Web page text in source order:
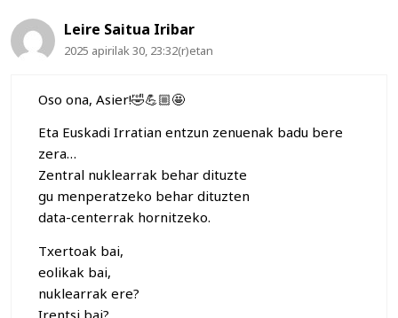
Leire Saitua Iribar
2025 apirilak 30, 23:32(r)etan
Oso ona, Asier!🤣💪🏼🤩
Eta Euskadi Irratian entzun zenuenak badu bere
zera…
Zentral nuklearrak behar dituzte
gu menperatzeko behar dituzten
data-centerrak hornitzeko.
Txertoak bai,
eolikak bai,
nuklearrak ere?
Irentsi bai?